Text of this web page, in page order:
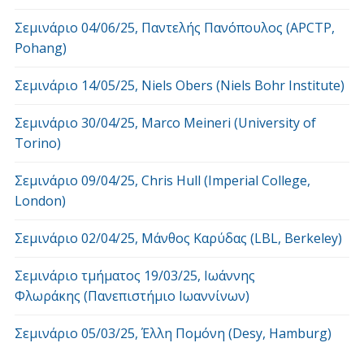
Σεμινάριο 04/06/25, Παντελής Πανόπουλος (APCTP,
Pohang)
Σεμινάριο 14/05/25, Niels Obers (Niels Bohr Institute)
Σεμινάριο 30/04/25, Marco Meineri (University of
Torino)
Σεμινάριο 09/04/25, Chris Hull (Imperial College,
London)
Σεμινάριο 02/04/25, Μάνθος Καρύδας (LBL, Berkeley)
Σεμινάριο τμήματος 19/03/25, Ιωάννης
Φλωράκης (Πανεπιστήμιο Ιωαννίνων)
Σεμινάριο 05/03/25, Έλλη Πομόνη (Desy, Hamburg)